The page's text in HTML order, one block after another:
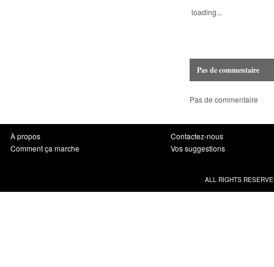
loading...
Pas de commentaire
Pas de commentaire
À propos
Comment ça marche
Contactez-nous
Vos suggestions
ALL RIGHTS